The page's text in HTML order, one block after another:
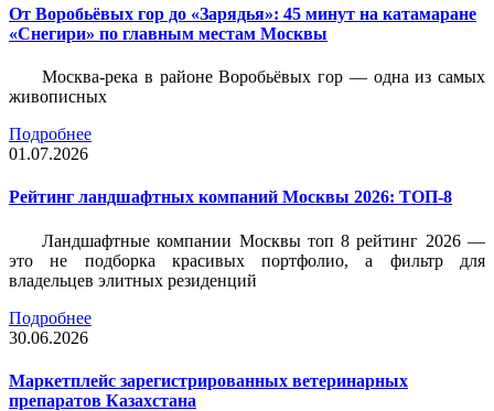
От Воробьёвых гор до «Зарядья»: 45 минут на катамаране
«Снегири» по главным местам Москвы
Москва-река в районе Воробьёвых гор — одна из самых
живописных
Подробнее
01.07.2026
Рейтинг ландшафтных компаний Москвы 2026: ТОП-8
Ландшафтные компании Москвы топ 8 рейтинг 2026 —
это не подборка красивых портфолио, а фильтр для
владельцев элитных резиденций
Подробнее
30.06.2026
Маркетплейс зарегистрированных ветеринарных
препаратов Казахстана